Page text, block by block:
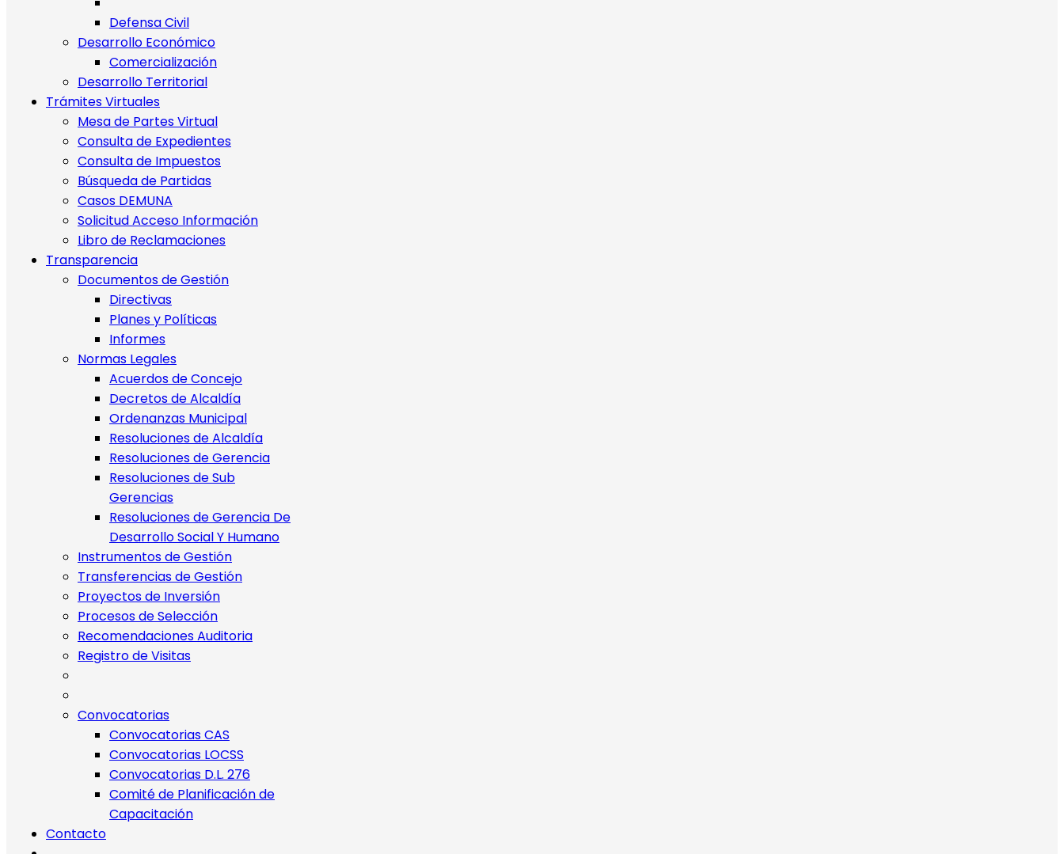
Defensa Civil
Desarrollo Económico
Comercialización
Desarrollo Territorial
Trámites Virtuales
Mesa de Partes Virtual
Consulta de Expedientes
Consulta de Impuestos
Búsqueda de Partidas
Casos DEMUNA
Solicitud Acceso Información
Libro de Reclamaciones
Transparencia
Documentos de Gestión
Directivas
Planes y Políticas
Informes
Normas Legales
Acuerdos de Concejo
Decretos de Alcaldía
Ordenanzas Municipal
Resoluciones de Alcaldía
Resoluciones de Gerencia
Resoluciones de Sub
Gerencias
Resoluciones de Gerencia De
Desarrollo Social Y Humano
Instrumentos de Gestión
Transferencias de Gestión
Proyectos de Inversión
Procesos de Selección
Recomendaciones Auditoria
Registro de Visitas
Convocatorias
Convocatorias CAS
Convocatorias LOCSS
Convocatorias D.L. 276
Comité de Planificación de
Capacitación
Contacto